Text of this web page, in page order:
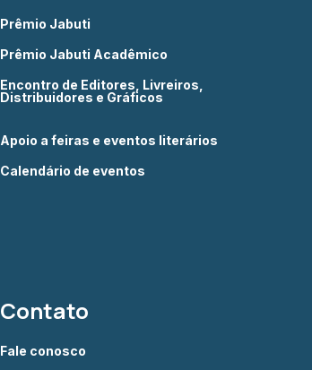
Prêmio Jabuti
Prêmio Jabuti Acadêmico
Encontro de Editores, Livreiros,
Distribuidores e Gráficos
Apoio a feiras e eventos literários
Calendário de eventos
Contato
Fale conosco